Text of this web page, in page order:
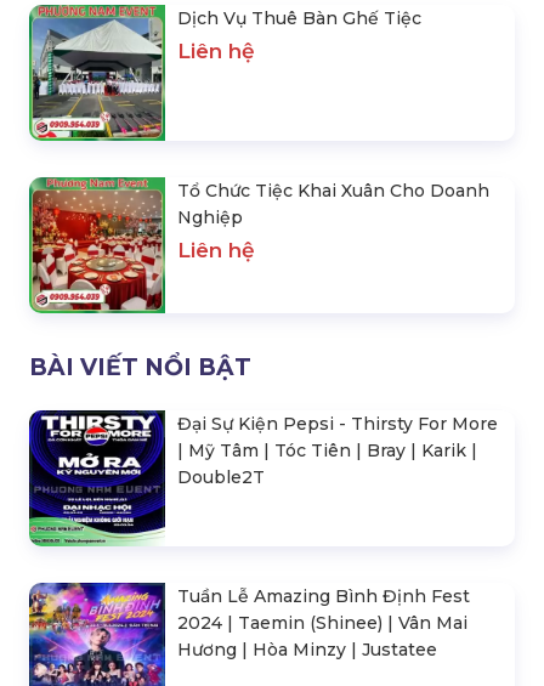
BÀI VIẾT NỔI BẬT
Tuần Lễ Amazing Bình Định Fest
Concert Baekhyun (Exo) Việt Nam
10+ Ý Tưởng Tổ Chức Workshop
Ngày 8/3 Cho Công Ty